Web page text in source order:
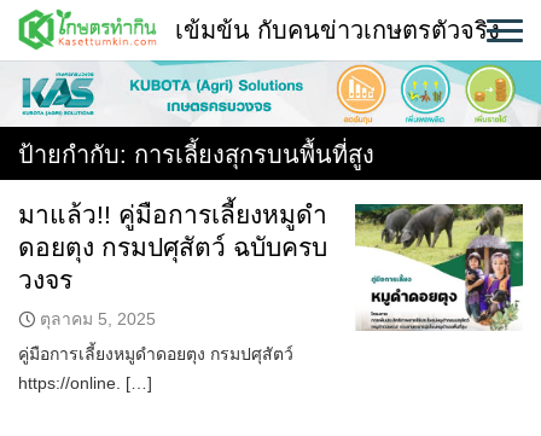
Skip
content
พืช
หน้าแรก
แวดวงเกษตร
ใคร ทำอะไร ที่ไหน
เข้มข้น กับคนข่าวเกษตรตัวจริง
ป้ายกำกับ: การเลี้ยงสุกรบนพื้นที่สูง
มาแล้ว!! คู่มือการเลี้ยงหมูดำ
ดอยตุง กรมปศุสัตว์ ฉบับครบ
วงจร
ตุลาคม 5, 2025
คู่มือการเลี้ยงหมูดำดอยตุง กรมปศุสัตว์
https://online. […]